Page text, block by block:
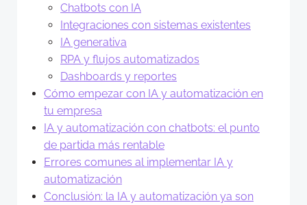
Chatbots con IA
Integraciones con sistemas existentes
IA generativa
RPA y flujos automatizados
Dashboards y reportes
Cómo empezar con IA y automatización en
tu empresa
IA y automatización con chatbots: el punto
de partida más rentable
Errores comunes al implementar IA y
automatización
Conclusión: la IA y automatización ya son